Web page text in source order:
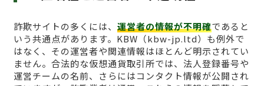
詐欺サイトの多くには、 運営者の情報が不明確であると
いう共通点があります。KBW（kbw-jp.ltd）も例外で
はなく、その運営者や関連情報はほとんど明示されてい
ません。合法的な仮想通貨取引所では、法人登録番号や
運営チームの名前、さらにはコンタクト情報が公開され